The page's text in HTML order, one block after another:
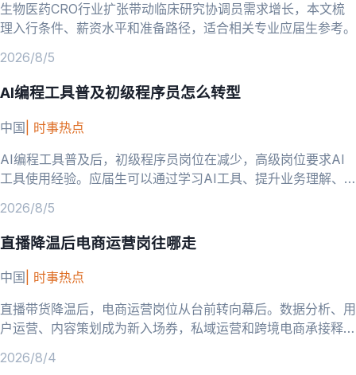
生物医药CRO行业扩张带动临床研究协调员需求增长，本文梳
理入行条件、薪资水平和准备路径，适合相关专业应届生参考。
2026/8/5
AI编程工具普及初级程序员怎么转型
中国 时事热点
AI编程工具普及后，初级程序员岗位在减少，高级岗位要求AI
工具使用经验。应届生可以通过学习AI工具、提升业务理解、
2026/8/5
直播降温后电商运营岗往哪走
中国
时事热点
直播带货降温后，电商运营岗位从台前转向幕后。数据分析、用
户运营、内容策划成为新入场券，私域运营和跨境电商承接释放
2026/8/4